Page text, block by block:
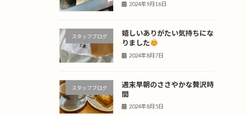
2024年9月16日
スタッフブログ
嬉しいありがたい気持ちにな
りました
2024年8月7日
スタッフブログ
週末早朝のささやかな贅沢時
間
2024年8月5日